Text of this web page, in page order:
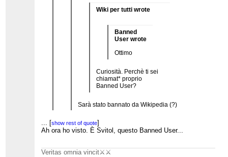
Wiki per tutti wrote
Banned
User wrote
Ottimo
Curiosità. Perchè ti sei
chiamat* proprio
Banned User?
Sarà stato bannato da Wikipedia (?)
No, attenzione. Guarda bene dove esce questa
frase stesso qui
... [show rest of quote]
Ah ora ho visto. È Svitol, questo Banned User...
Veritas omnia vincit⚔️⚔️